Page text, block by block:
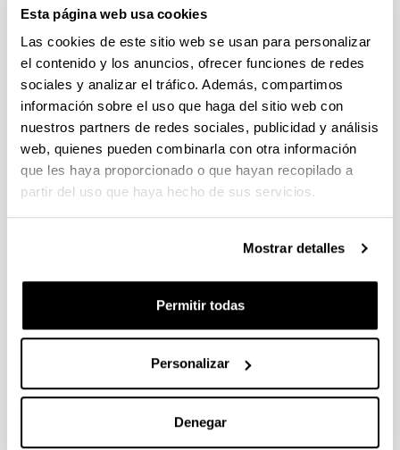
Esta página web usa cookies
Las cookies de este sitio web se usan para personalizar
el contenido y los anuncios, ofrecer funciones de redes
sociales y analizar el tráfico. Además, compartimos
información sobre el uso que haga del sitio web con
nuestros partners de redes sociales, publicidad y análisis
web, quienes pueden combinarla con otra información
que les haya proporcionado o que hayan recopilado a
partir del uso que haya hecho de sus servicios.
Mostrar detalles
Permitir todas
Personalizar
Denegar
PIFG23/01: “ Nuevos paradigmas
para sistemas de comunicación
basados en herramientas de
inteligencia artificial”
Predoctoral
Plazo de presentación cerrado: 08/06/2023 -
28/06/2023 23:59
19/07/2023 Se ha publicado la propuesta de
Listados
Convocatoria
IP: ANGUEIRA BUCETA, PABLO
(Abre una nueva ventana)
Convocatoria (fecha de publicación: